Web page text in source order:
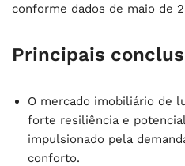
conforme dados de maio de
Principais
O mercado imobiliário de
forte resiliência e
impulsionado pela
conforto.